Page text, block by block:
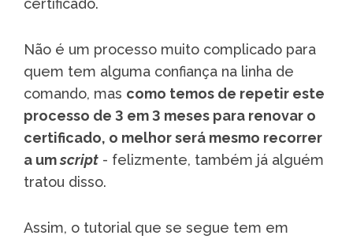
certificado.
Não é um processo muito complicado para
quem tem alguma confiança na linha de
comando, mas como temos de repetir este
processo de 3 em 3 meses para renovar o
certificado, o melhor será mesmo recorrer
a umscript - felizmente, também já alguém
tratou disso.
Assim, o tutorial que se segue tem em